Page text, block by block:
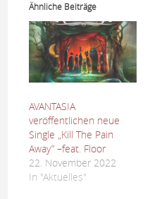
Ähnliche Beiträge
AVANTASIA
veröffentlichen neue
Single „Kill The Pain
Away” –feat. Floor
22. November 2022
In "Aktuelles"